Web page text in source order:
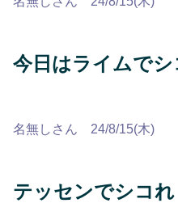
今日はライムで
名無しさん 24/8/15(木)
テッセンでシコれ